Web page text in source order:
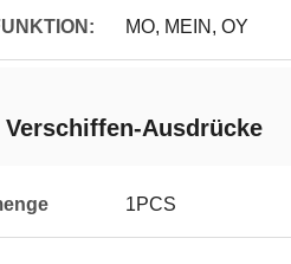
MO, MEIN, OY
Ausdrücke
1PCS